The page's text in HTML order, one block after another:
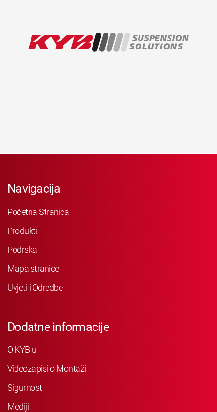
Navigacija
Početna Stranica
Produkti
Podrška
Mapa stranice
Uvjeti i Odredbe
Dodatne informacije
O KYB-u
Videozapisi o Montaži
Sigurnost
Mediji